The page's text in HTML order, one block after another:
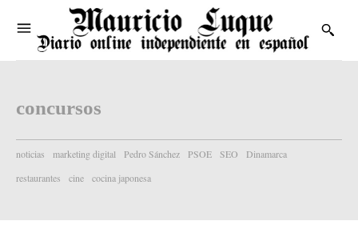
concursos
noticias marketing digital Pedro Sánchez PSOE SEO
Dinamarca
restaurantes
cine cocina japonesa